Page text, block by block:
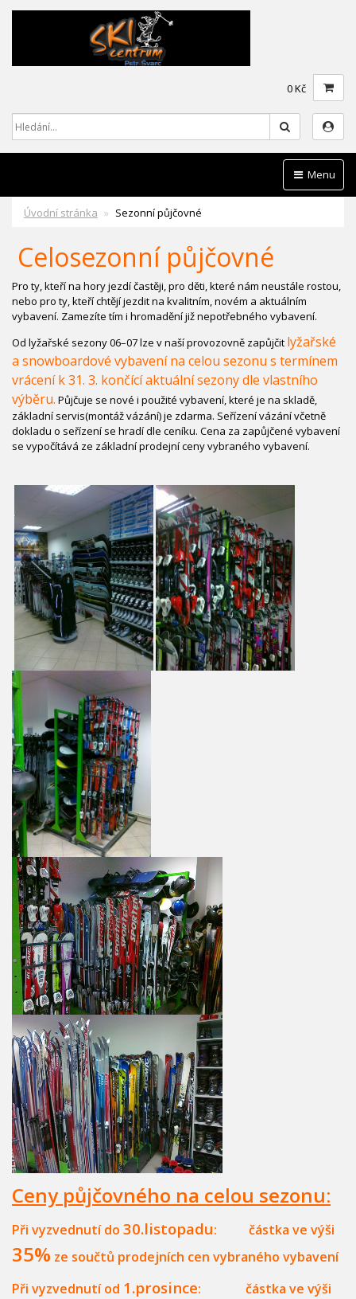
0 Kč
Menu
Úvodní stránka Sezonní půjčovné
Celosezonní půjčovné
Pro ty, kteří na hory jezdí častěji, pro děti, které nám neustále rostou,
nebo pro ty, kteří chtějí jezdit na kvalitním, novém a aktuálním
vybavení. Zamezíte tím i hromadění již nepotřebného vybavení.
Od lyžařské sezony 06–07 lze v naší provozovně zapůjčit lyžařské
a snowboardové vybavení na celou sezonu s termínem
vrácení k 31. 3. končící aktuální sezony dle vlastního
výběru. Půjčuje se nové i použité vybavení, které je na skladě,
základní servis(montáž vázání) je zdarma. Seřízení vázání včetně
dokladu o seřízení se hradí dle ceníku. Cena za zapůjčené vybavení
se vypočítává ze základní prodejní ceny vybraného vybavení.
Ceny půjčovného na celou sezonu:
Při vyzvednutí do 30.listopadu: částka ve výši
35% ze součtů prodejních cen vybraného vybavení
Při vyzvednutí od 1.prosince: částka ve výši